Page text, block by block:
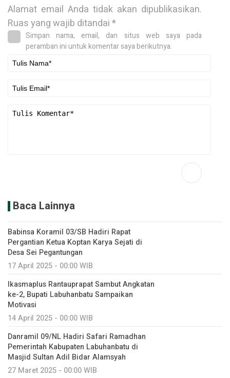
Alamat email Anda tidak akan dipublikasikan.
Ruas yang wajib ditandai*
Simpan nama, email, dan situs web saya pada
peramban ini untuk komentar saya berikutnya.
Baca Lainnya
Babinsa Koramil 03/SB Hadiri Rapat
Pergantian Ketua Koptan Karya Sejati di
Desa Sei Pegantungan
17 April 2025 - 00:00 WIB
Ikasmaplus Rantauprapat Sambut Angkatan
ke-2, Bupati Labuhanbatu Sampaikan
Motivasi
14 April 2025 - 00:00 WIB
Danramil 09/NL Hadiri Safari Ramadhan
Pemerintah Kabupaten Labuhanbatu di
Masjid Sultan Adil Bidar Alamsyah
27 Maret 2025 - 00:00 WIB